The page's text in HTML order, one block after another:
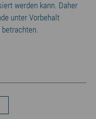
werden kann. Daher
unter Vorbehalt